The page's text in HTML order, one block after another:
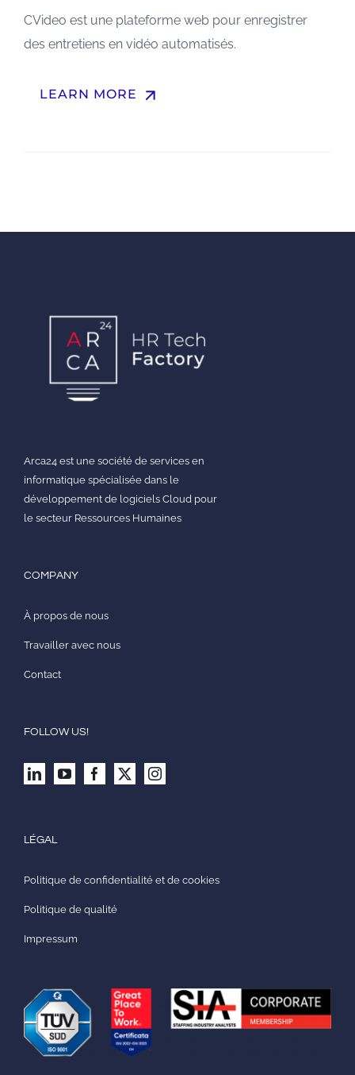
CVideo est une plateforme web pour enregistrer
des entretiens en vidéo automatisés.
LEARN MORE arrow_upward
Arca24 est une société de services en
informatique spécialisée dans le
développement de logiciels Cloud pour
le secteur Ressources Humaines
COMPANY
À propos de nous
Travailler avec nous
Contact
FOLLOW US!
LÉGAL
Politique de confidentialité et de cookies
Politique de qualité
Impressum